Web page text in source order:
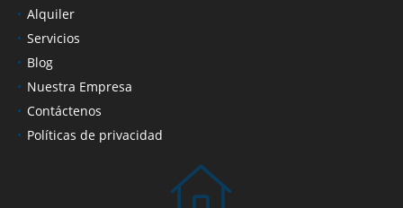
Alquiler
Servicios
Blog
Nuestra Empresa
Contáctenos
Políticas de privacidad